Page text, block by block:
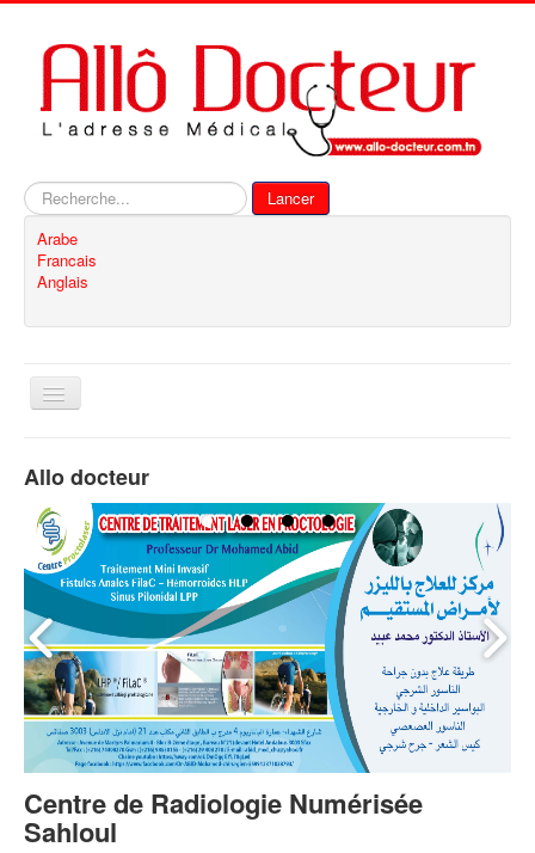
Rechercher
Lancer
Arabe
Francais
Anglais
Basculer
Contact
Allo docteur
Centre de Radiologie Numérisée
Sahloul